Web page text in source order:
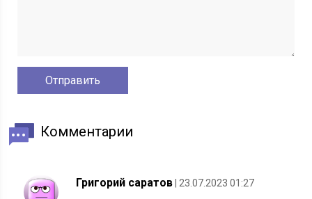
Комментарии
Григорий саратов | 23.07.2023 01:27